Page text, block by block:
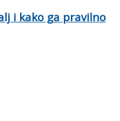
i kako ga pravilno